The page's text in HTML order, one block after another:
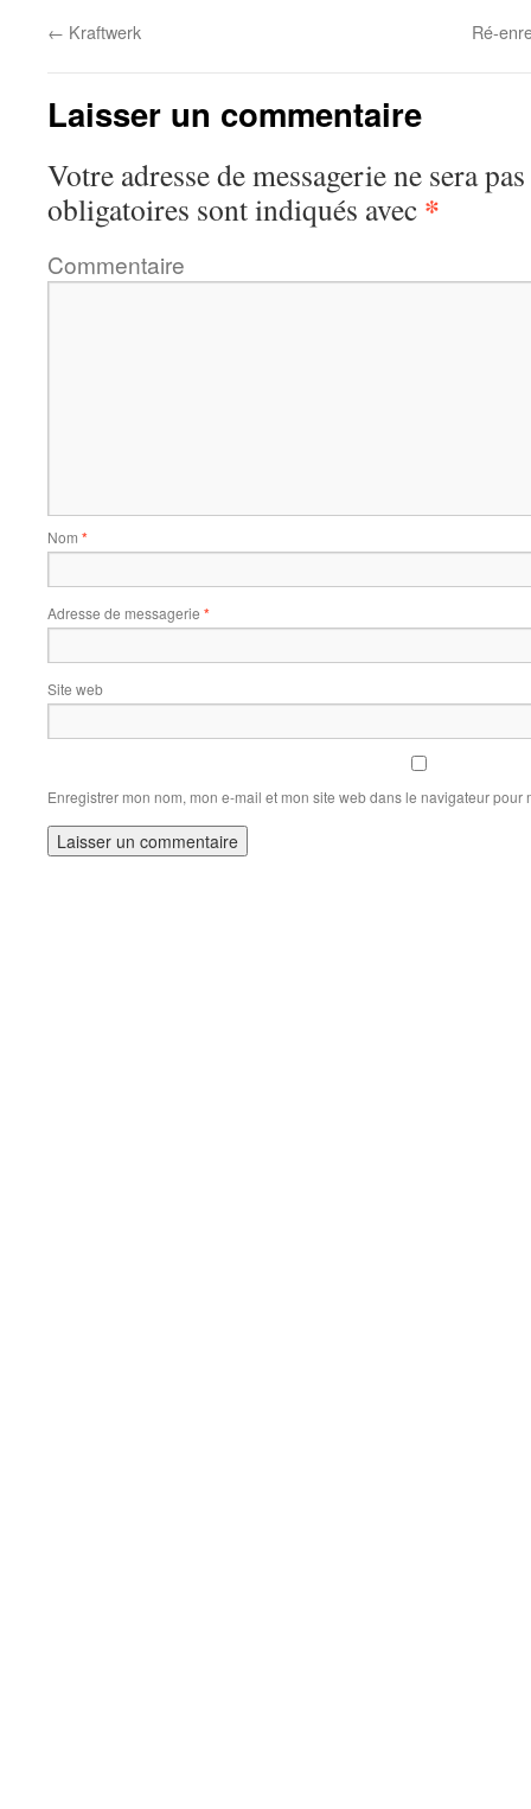
← Kraftwerk Ré-
Laisser un commentaire
Votre adresse de messagerie ne sera
obligatoires sont indiqués avec *
Commentaire
Nom *
Adresse de messagerie *
Site web
Enregistrer mon nom, mon e-mail et mon site web dans le navigateur pour